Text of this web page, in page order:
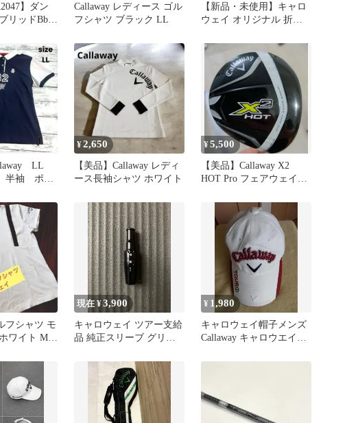
】ダン
リッドBbソ
Callaway レディース ゴル
フシャツ ブラック LL
【新品・未使用】キャロ
ウェイ オリジナル 折り
LL
半袖 ポロ
¥2,650
【美品】Callaway レディ
ース長袖シャツ ホワイト
¥5,500
【美品】Callaway X2
HOT Pro フェアウェイウ
フシャツ モ
ワイト Mサ
現在 ¥3,900
キャロウェイ ツアー支給
品 純正スリーブ グリー
¥ 1,980
キャロウェイ帽子メンズ
Callaway キャロウエイキ
子